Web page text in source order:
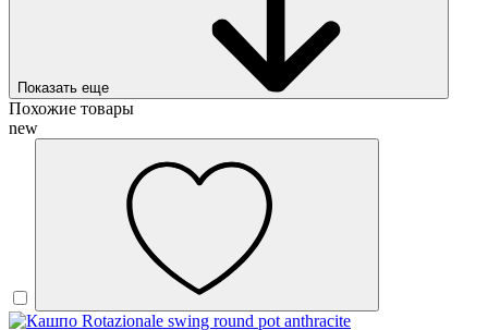
Показать еще
Похожие товары
new